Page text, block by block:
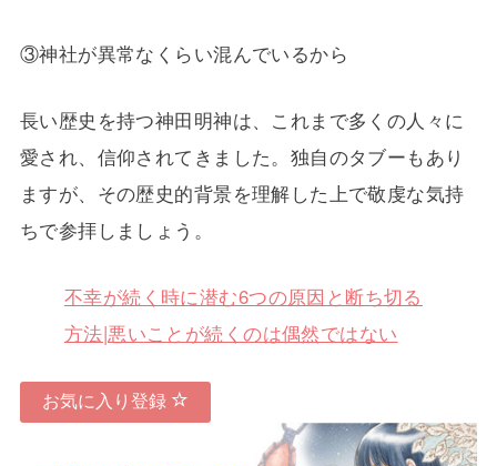
③神社が異常なくらい混んでいるから
長い歴史を持つ神田明神は、これまで多くの人々に
愛され、信仰されてきました。独自のタブーもあり
ますが、その歴史的背景を理解した上で敬虔な気持
ちで参拝しましょう。
不幸が続く時に潜む6つの原因と断ち切る
方法|悪いことが続くのは偶然ではない
お気に入り登録